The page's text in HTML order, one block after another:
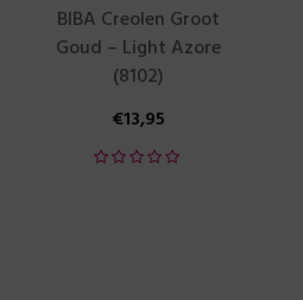
BIBA Creolen Groot
Goud – Light Azore
(8102)
€13,95